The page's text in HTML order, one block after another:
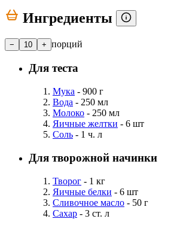
Ингредиенты
− 10 + порций
Для теста
Мука - 900 г
Вода - 250 мл
Молоко - 250 мл
Яичные желтки - 6 шт
Соль - 1 ч. л
Для творожной начинки
Творог - 1 кг
Яичные белки - 6 шт
Сливочное масло - 50 г
Сахар - 3 ст. л